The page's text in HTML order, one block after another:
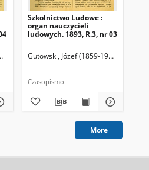
Redaktor
Szkolnictwo Ludowe :
organ nauczycieli
ludowych. 1893, R.3, nr 03
Gutowski, Józef (1859-1916).
Czasopismo
More